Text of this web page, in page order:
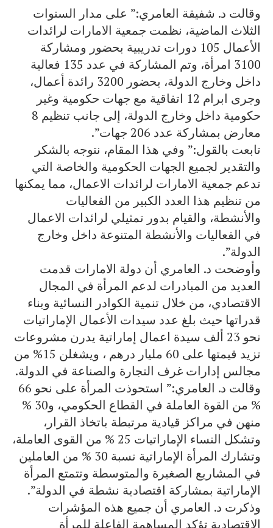
وقالت د. شفيقة العامري:” على مدار السنوات
الثلاث الماضية، نظمت جمعية الامارات لرائدات
الأعمال 105 دورات تدريبية بحضور ومشاركة
3100 امرأة، وتم المشاركة في عدد 135 فعالية
داخل وخارج الدولة، بحضور 3200 رائدة أعمال،
وجرى ابرام 12 اتفاقية مع جهات حكومية وغير
حكومية داخل وخارج الدولة، إلى جانب تنظيم 8
معارض بمشاركة عدد 206 جهات”.
تابعت بالقول:” وفي هذا المقام، نتوجه بالشكر
والتقدير لجميع الجهات الحكومية والخاصة التي
تدعم جمعية الامارات لرائدات الاعمال، مما يمكنها
من تنظيم هذا العدد الكبير من الفعاليات
والأنشطة، والقيام بدور تمثيلي لرائدات الاعمال
في الفعاليات والأنشطة المتنوعة داخل وخارج
الدولة”.
وأوضحت د. العامري أن دولة الامارات قدمت
العديد من المبادرات لدعم المرأة في المجال
الاقتصادي، من خلال تنمية الكوادر النسائية وبناء
قدراتها حيث بلغ عدد سيدات الأعمال الإماراتيات
نحو 23 ألف سيدة اعمال إماراتية يدرن مشروعات
تزيد قيمتها على 60 مليار درهم ، ويشغلن 15% من
مجالس إدارات غرف التجارة والصناعة في الدولة.
وقالت د. العامري:” استحوذت المرأة على نحو 66
% من القوة العاملة في القطاع الحكومي، و30 %
منهن في مراكز قيادية مرتبطة باتخاذ القرار،
وتشكل النساء الإماراتيات 25 % من القوى العاملة،
وتشارك المرأة الإماراتية نسبة 30 % من العاملين
في المشاريع الصغيرة والمتوسطة وتتمتع المرأة
الإماراتية بمشاركة اقتصادية نشطة في الدولة”.
وذكرت د. العامري أن جميع هذه المؤشرات
الاقتصادية تؤكد المساهمة الفاعلة للمرأة